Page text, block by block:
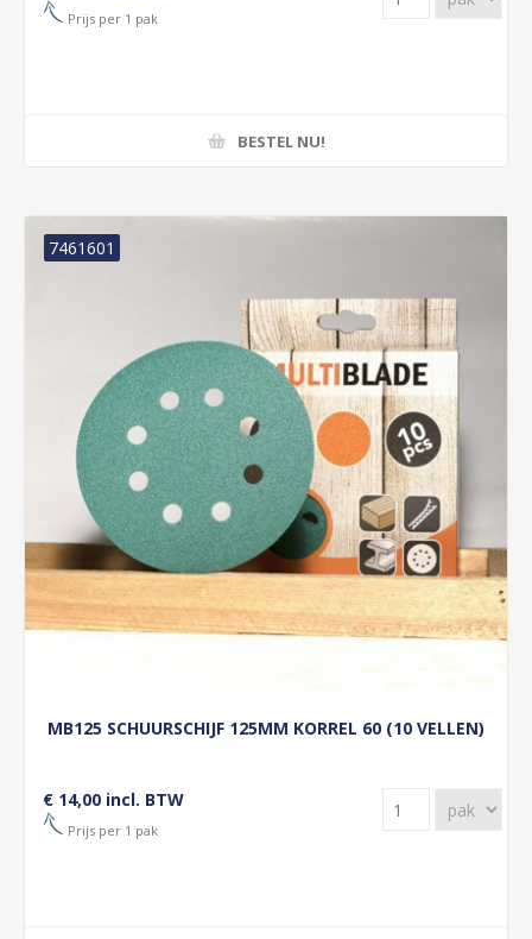
Prijs per 1 pak
BESTEL NU!
MB125 SCHUURSCHIJF 125MM KORREL 60 (10 VELLEN)
7461601
€ 14,00 incl. BTW
Prijs per 1 pak